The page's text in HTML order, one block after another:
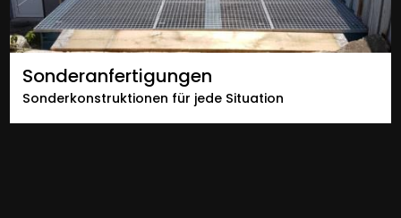
Sonderanfertigungen
Sonderkonstruktionen für jede Situation